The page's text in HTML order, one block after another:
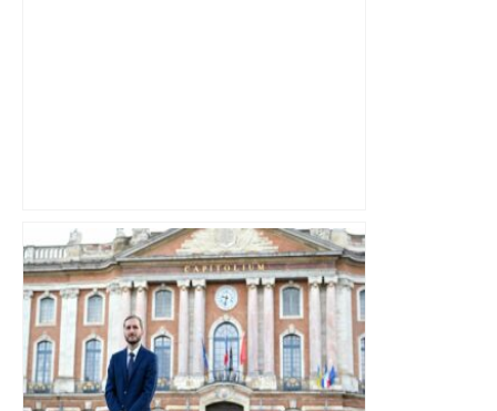
"C’est l’une des plus fortes
fréquentations du circuit" : Toulouse
est-elle la capitale du poker amateur –
ladepeche.fr